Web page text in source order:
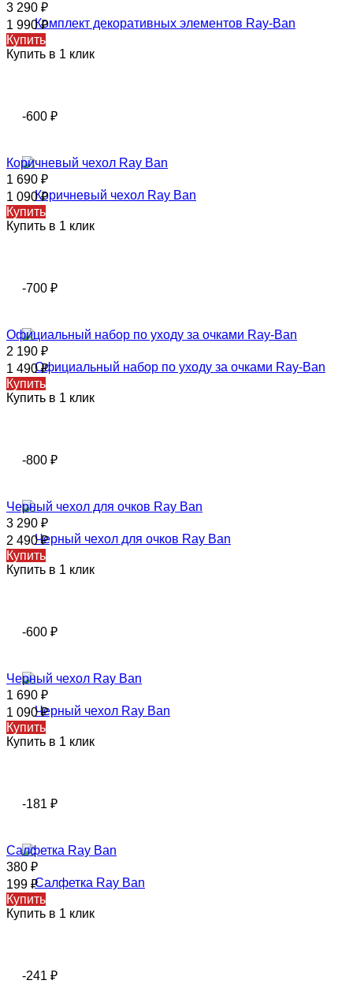
3 290 ₽
1 990₽
Купить
Купить в 1 клик
-600 ₽
Коричневый чехол Ray Ban
1 690 ₽
1 090₽
Купить
Купить в 1 клик
-700 ₽
Официальный набор по уходу за очками Ray-Ban
2 190 ₽
1 490₽
Купить
Купить в 1 клик
-800 ₽
Черный чехол для очков Ray Ban
3 290 ₽
2 490₽
Купить
Купить в 1 клик
-600 ₽
Черный чехол Ray Ban
1 690 ₽
1 090₽
Купить
Купить в 1 клик
-181 ₽
Салфетка Ray Ban
380 ₽
199 ₽
Купить
Купить в 1 клик
-241 ₽